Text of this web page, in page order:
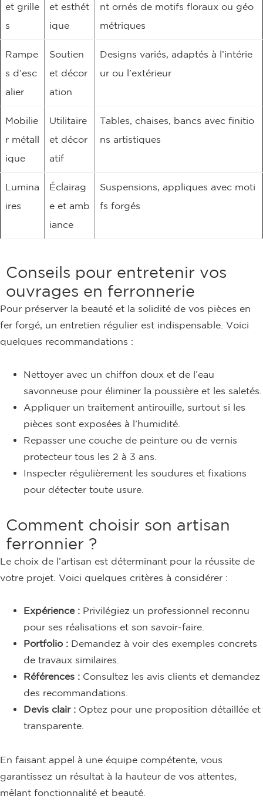
et grille
s
et esthét
ique
nt ornés de motifs floraux ou géo
métriques
Rampe
s d’esc
alier
Soutien
et décor
ation
Designs variés, adaptés à l’intérie
ur ou l’extérieur
Mobilie
r métall
ique
Utilitaire
et décor
atif
Tables, chaises, bancs avec finitio
ns artistiques
Lumina
ires
Éclairag
e et amb
iance
Suspensions, appliques avec moti
fs forgés
Conseils pour entretenir vos
ouvrages en ferronnerie
Pour préserver la beauté et la solidité de vos pièces en
fer forgé, un entretien régulier est indispensable. Voici
quelques recommandations :
Nettoyer avec un chiffon doux et de l’eau
savonneuse pour éliminer la poussière et les saletés.
Appliquer un traitement antirouille, surtout si les
pièces sont exposées à l’humidité.
Repasser une couche de peinture ou de vernis
protecteur tous les 2 à 3 ans.
Inspecter régulièrement les soudures et fixations
pour détecter toute usure.
Comment choisir son artisan
ferronnier ?
Le choix de l’artisan est déterminant pour la réussite de
votre projet. Voici quelques critères à considérer :
Expérience : Privilégiez un professionnel reconnu
pour ses réalisations et son savoir-faire.
Portfolio : Demandez à voir des exemples concrets
de travaux similaires.
Références : Consultez les avis clients et demandez
des recommandations.
Devis clair : Optez pour une proposition détaillée et
transparente.
En faisant appel à une équipe compétente, vous
garantissez un résultat à la hauteur de vos attentes,
mêlant fonctionnalité et beauté.